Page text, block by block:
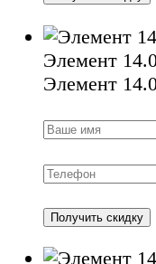
Элемент
Элемент